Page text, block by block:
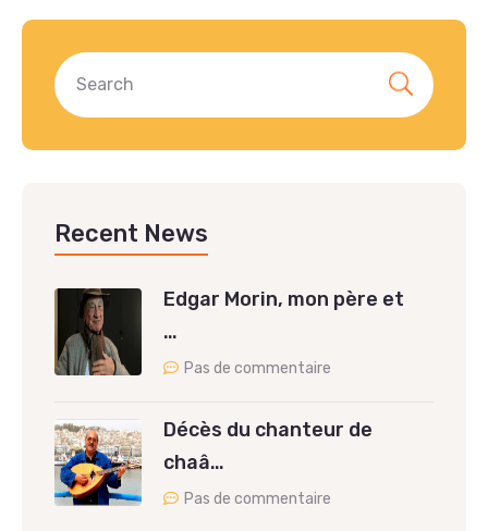
Recent News
Edgar Morin, mon père et
…
Pas de commentaire
Décès du chanteur de
chaâ…
Pas de commentaire